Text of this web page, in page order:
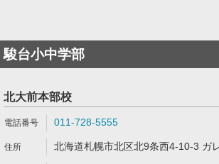
駿台小中学部
北大前本部校
011-728-5555
北海道札幌市北区北9条西4-10-3 ガ